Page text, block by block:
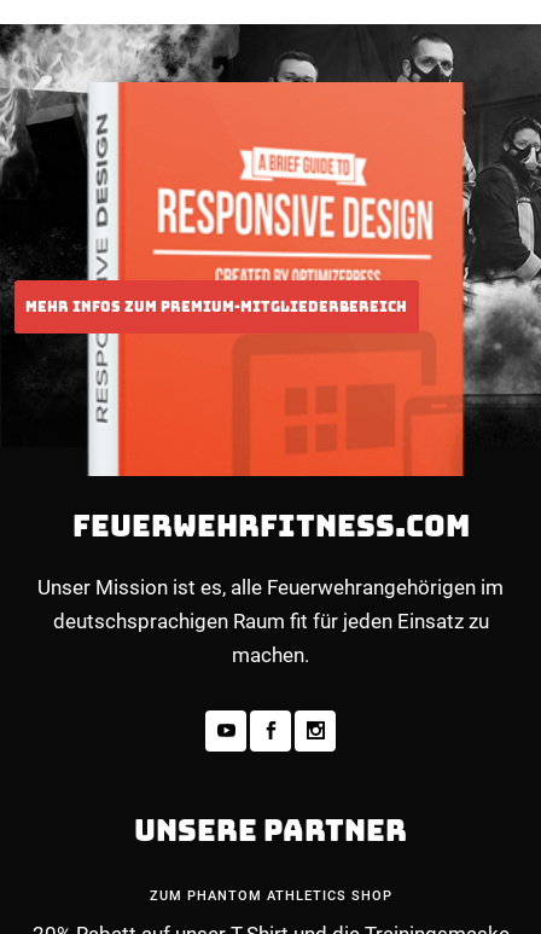
FEUERWEHRFITNESS.COM
Unser Mission ist es, alle Feuerwehrangehörigen im
deutschsprachigen Raum fit für jeden Einsatz zu
machen.
UNSERE PARTNER
ZUM PHANTOM ATHLETICS SHOP